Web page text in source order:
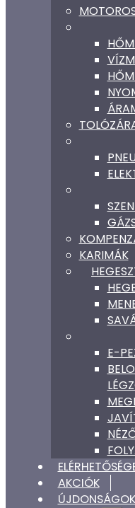
KARIMÁK
E-
AKCIÓK
ÚJDONSÁGOK